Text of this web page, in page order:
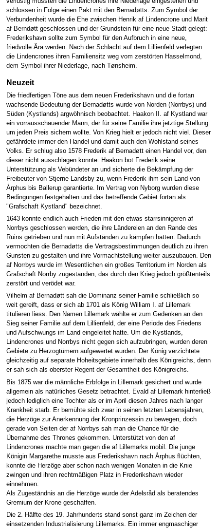
schlossen in Folge einen Pakt mit den Bernadøtts. Zum Symbol der
Verbundenheit wurde die Ehe zwischen Henrik af Lindencrone und Marit
af Berndøtt geschlossen und der Grundstein für eine neue Stadt gelegt:
Frederikshavn sollte zum Symbol für den Aufbruch in eine neue,
friedvolle Ära werden. Nach der Schlacht auf dem Lillienfeld verlegten
die Lindencrones ihren Familiensitz weg vom zerstörten Hasselmond,
dem Symbol ihrer Niederlage, nach Tønsheim.
Neuzeit
Die friedfertigen Töne aus dem neuen Frederikshavn und die fortan
wachsende Bedeutung der Bernadøtts wurde von Norden (Norrbys) und
Süden (Kystlands) argwöhnisch beobachtet. Haakon II. af Kystland war
ein vorrausschauender Mann, der für seine Familie ihre jetztige Stellung
um jeden Preis sichern wollte. Von Krieg hielt er jedoch nicht viel. Dieser
gefährdete immer den Handel und damit auch den Wohlstand seines
Volks. Er schlug also 1578 Frederik af Bernadøtt einen Handel vor, den
dieser nicht ausschlagen konnte: Haakon bot Frederik seine
Unterstützung als Vebündeter an und sicherte die Bekämpfung der
Freibeuter von Stjerne-Landsby zu, wenn Frederik ihm sein Land von
Årphus bis Ballerup garantierte. Im Vertrag von Nyborg wurden diese
Bedingungen festgehalten und das betreffende Gebiet fortan als
"Grafschaft Kystland" bezeichnet.
1643 konnte endlich auch Frieden mit den etwas starrsinnigeren af
Norrbys geschlossen werden, die ihre Ländereien an den Rande des
Ruins getrieben und nun mit Aufständen zu kämpfen hatten. Dadurch
vermochten die Bernadøtts die Vertragsbestimmungen deutlich zu ihren
Gunsten zu gestalten und ihre Vormachtstellung weiter auszubauen. Den
af Norrbys wurde im Wesentlichen ein großes Territorium im Norden als
Grafschaft Norrby zugestanden, das durch den Krieg jedoch größtenteils
zerstört und verödet war.
Vilhelm af Bernadøtt sah die Dominanz seiner Familie schließlich so
weit gereift, dass er sich ab 1701 als König William I. af Lillemark
titulieren liess. Den Namen Lillemark wählte er zum Gedenken an den
Sieg seiner Familie auf dem Lillienfeld, der eine Periode des Friedens
und Aufschwungs im Land eingeleitet hatte. Um die Kystlands,
Lindencrones und Norrbys nicht gegen sich aufzubringen, wurden deren
Gebiete zu Herzogtümern aufgewertet wurden. Der König verzichtete
gleichzeitig auf separate Hoheitsgebiete innerhalb des Königreichs, denn
er sah sich als oberster Regent der Gesamtheit des Königreichs.
Bis 1875 war die männliche Erbfolge in Lillemark gesichert und wurde
allgemein als natürliches Gesetz betrachtet. Evald af Lillemark hinterließ
jedoch lediglich eine Tochter als er im April diesen Jahres nach langer
Krankheit starb. Er bemühte sich zwar in seinen letzten Lebensjahren,
die Herzöge zur Anerkennung der Kronprinzessin zu bewegen, doch
gerade von Seiten der af Norrbys sah man die Chance für die
Übernahme des Thrones gekommen. Unterstützt von den af
Lindencrones machte man gegen die af Lillemarks mobil. Die junge
Königin Margarethe musste aus Frederikshavn nach Årphus flüchten,
konnte die Herzöge aber schon nach wenigen Monaten in die Knie
zwingen und ihren rechtmäßigen Platz in Frederikshavn wieder
einnehmen.
Als Zugeständnis an die Herzöge wurde der Adelsråd als beratendes
Gremium der Krone geschaffen.
Die 2. Hälfte des 19. Jahrhunderts stand sonst ganz im Zeichen der
einsetzenden Industrialisierung Lillemarks. Ein immer engmaschiger